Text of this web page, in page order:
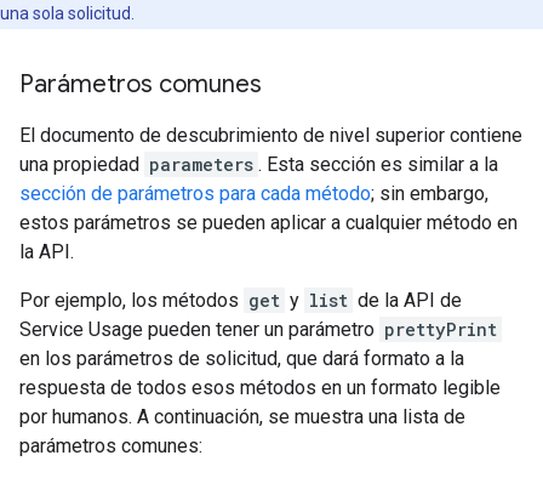
una sola solicitud.
Parámetros comunes
El documento de descubrimiento de nivel superior contiene
una propiedad parameters . Esta sección es similar a la
sección de parámetros para cada método; sin embargo,
estos parámetros se pueden aplicar a cualquier método en
la API.
Por ejemplo, los métodos get y list de la API de
Service Usage pueden tener un parámetro prettyPrint
en los parámetros de solicitud, que dará formato a la
respuesta de todos esos métodos en un formato legible
por humanos. A continuación, se muestra una lista de
parámetros comunes: